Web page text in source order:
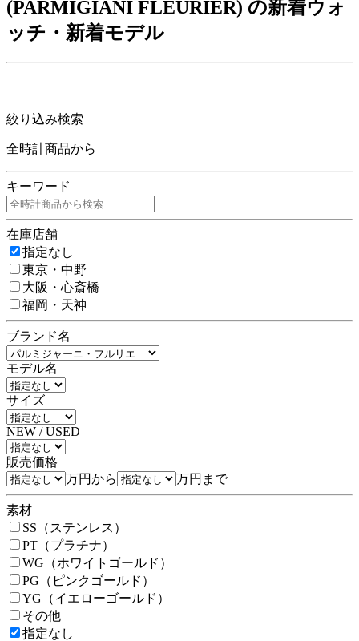
(PARMIGIANI FLEURIER) の新着ウォ
ッチ・新着モデル
絞り込み検索
全時計商品から
キーワード
在庫店舗
指定なし
東京・中野
大阪・心斎橋
福岡・天神
ブランド名
モデル名
サイズ
NEW / USED
販売価格
万円から
万円まで
素材
SS（ステンレス）
PT（プラチナ）
WG（ホワイトゴールド）
PG（ピンクゴールド）
YG（イエローゴールド）
その他
指定なし